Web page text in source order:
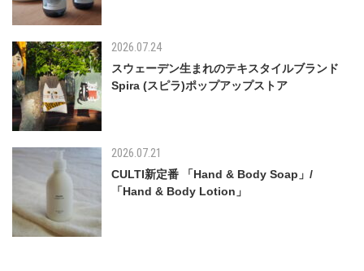
2026.07.24
スウェーデン生まれのテキスタイルブランド
Spira (スピラ)ポップアップストア
2026.07.21
CULTI新定番 「Hand & Body Soap」/
「Hand & Body Lotion」